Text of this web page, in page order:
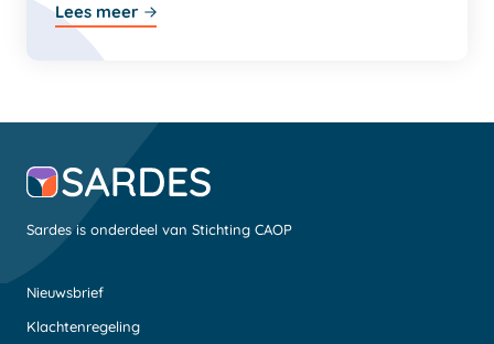
Lees meer
Sardes is onderdeel van Stichting CAOP
Nieuwsbrief
Klachtenregeling